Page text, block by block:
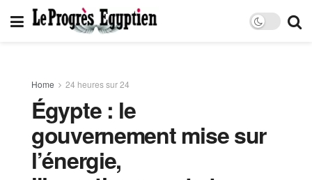
Home 24 heures sur 24
Égypte : le
gouvernement mise sur
l’énergie,